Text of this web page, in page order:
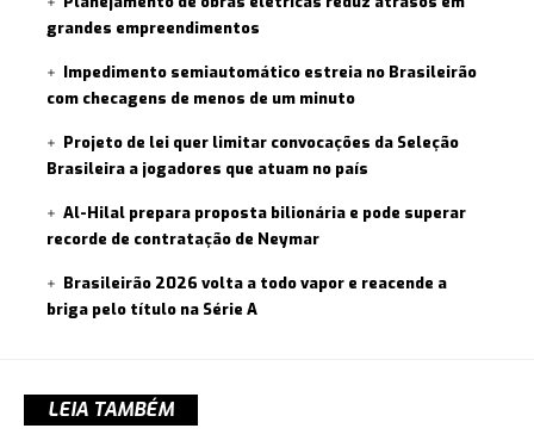
grandes empreendimentos
Impedimento semiautomático estreia no Brasileirão
com checagens de menos de um minuto
Projeto de lei quer limitar convocações da Seleção
Brasileira a jogadores que atuam no país
Al-Hilal prepara proposta bilionária e pode superar
recorde de contratação de Neymar
Brasileirão 2026 volta a todo vapor e reacende a
briga pelo título na Série A
LEIA TAMBÉM